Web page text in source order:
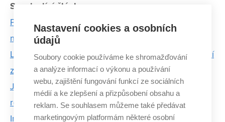
Související články:
Poruchy motorů u elektromobilů dokážou odhalit
matematické algoritmy z VUT
Letní výzkumný program na VUT inspiroval studující
z USA k PhD
Jaroslav Páral z FIT učí děti, jak si sestavit vlastní
roboty
Interaktivní vědecká show představila obor
Nastavení cookies a osobních
údajů
Soubory cookie používáme ke shromažďování
a analýze informací o výkonu a používání
webu, zajištění fungování funkcí ze sociálních
médií a ke zlepšení a přizpůsobení obsahu a
reklam. Se souhlasem můžeme také předávat
marketingovým platformám některé osobní